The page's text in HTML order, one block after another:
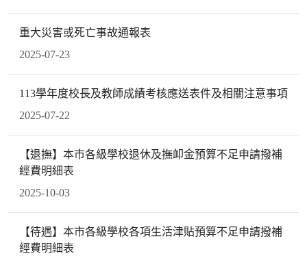
重大災害或死亡事故通報表
2025-07-23
113學年度校長及教師成績考核應送表件及相關注意事項
2025-07-22
【退撫】本市各級學校退休及撫卹金預算不足申請撥補
經費明細表
2025-10-03
【待遇】本市各級學校各項生活津貼預算不足申請撥補
經費明細表